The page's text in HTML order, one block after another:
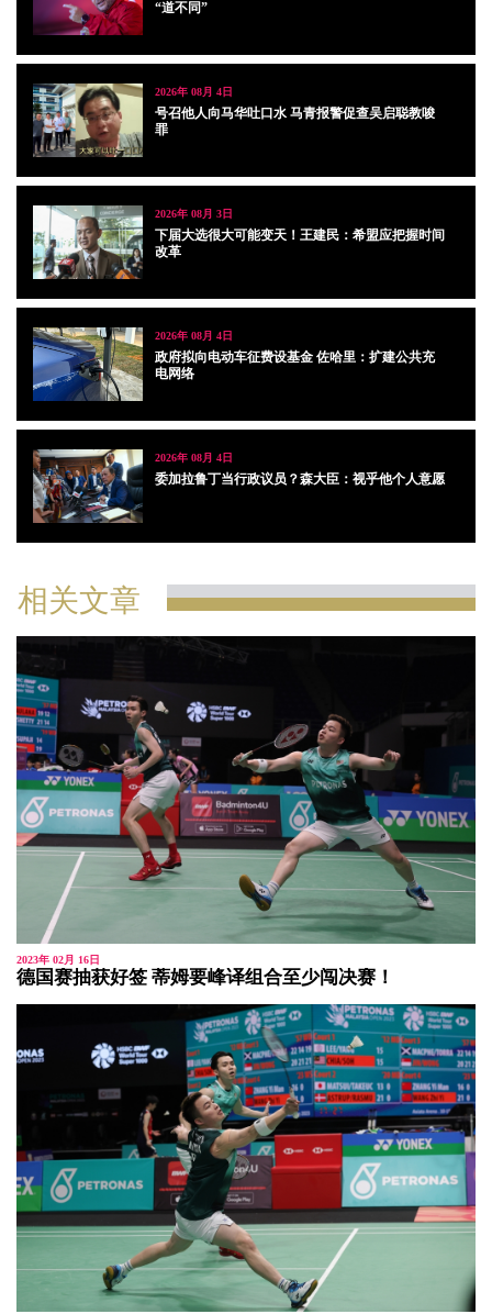
“道不同”
2026年 08月 4日
号召他人向马华吐口水 马青报警促查吴启聪教唆
罪
2026年 08月 3日
下届大选很大可能变天！王建民：希盟应把握时间
改革
2026年 08月 4日
政府拟向电动车征费设基金 佐哈里：扩建公共充
电网络
2026年 08月 4日
委加拉鲁丁当行政议员？森大臣：视乎他个人意愿
相关文章
2023年 02月 16日
德国赛抽获好签 蒂姆要峰译组合至少闯决赛！